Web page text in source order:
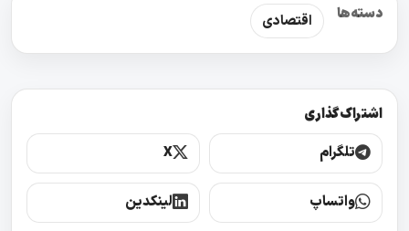
دسته‌ها اقتصادی
اشتراک‌گذاری
تلگرام X
واتساپ لینکدین